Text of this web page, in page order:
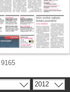
9165
2012